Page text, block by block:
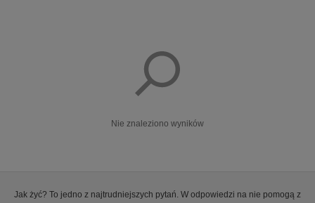
Nie znaleziono wyników
Jak żyć? To jedno z najtrudniejszych pytań. W odpowiedzi na nie pomogą z